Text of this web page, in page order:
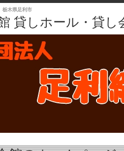
木県足利市
貸しホール・貸